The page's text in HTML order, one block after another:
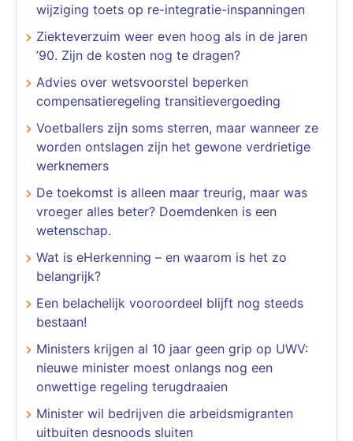
wijziging toets op re-integratie-inspanningen
Ziekteverzuim weer even hoog als in de jaren
’90. Zijn de kosten nog te dragen?
Advies over wetsvoorstel beperken
compensatieregeling transitievergoeding
Voetballers zijn soms sterren, maar wanneer ze
worden ontslagen zijn het gewone verdrietige
werknemers
De toekomst is alleen maar treurig, maar was
vroeger alles beter? Doemdenken is een
wetenschap.
Wat is eHerkenning – en waarom is het zo
belangrijk?
Een belachelijk vooroordeel blijft nog steeds
bestaan!
Ministers krijgen al 10 jaar geen grip op UWV:
nieuwe minister moest onlangs nog een
onwettige regeling terugdraaien
Minister wil bedrijven die arbeidsmigranten
uitbuiten desnoods sluiten